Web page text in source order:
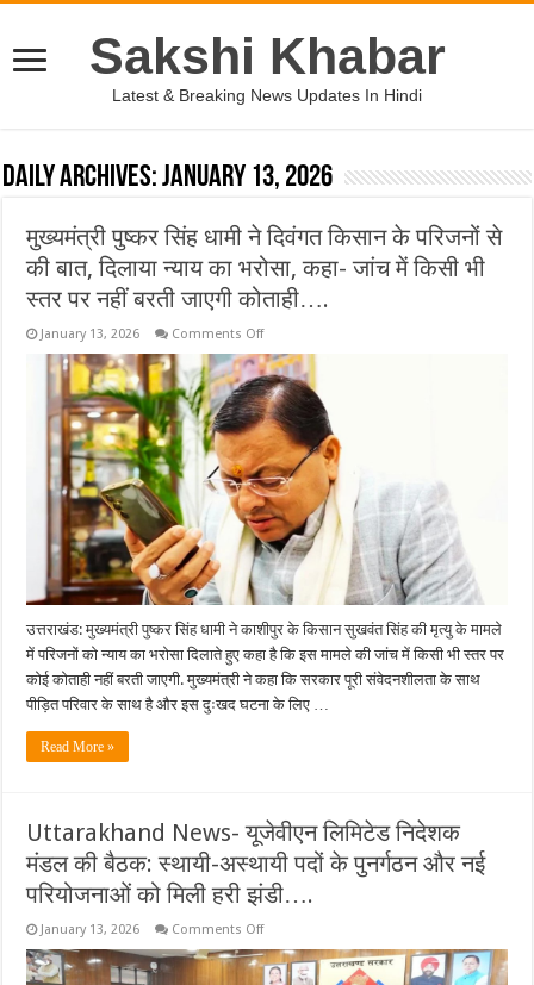
Sakshi Khabar
Latest & Breaking News Updates In Hindi
Daily Archives:January 13, 2026
मुख्यमंत्री पुष्कर सिंह धामी ने दिवंगत किसान के परिजनों से
की बात, दिलाया न्याय का भरोसा, कहा- जांच में किसी भी
स्तर पर नहीं बरती जाएगी कोताही….
January 13, 2026 Comments Offon
पुष्कर
सिंह
धामी
ने
दिवंगत
किसान
के
परिजनों
से
की
बात,
दिलाया
न्याय
का
भरोसा,
कहा-
में
किसी
भी
स्तर
पर
नहीं
उत्तराखंड: मुख्यमंत्री पुष्कर सिंह धामी ने काशीपुर के किसान सुखवंत सिंह की मृत्यु के मामले
में परिजनों को न्याय का भरोसा दिलाते हुए कहा है कि इस मामले की जांच में किसी भी स्तर पर
कोई कोताही नहीं बरती जाएगी. मुख्यमंत्री ने कहा कि सरकार पूरी संवेदनशीलता के साथ
पीड़ित परिवार के साथ है और इस दुःखद घटना के लिए …
Read More »
Uttarakhand News- यूजेवीएन लिमिटेड निदेशक
मंडल की बैठक: स्थायी-अस्थायी पदों के पुनर्गठन और नई
परियोजनाओं को मिली हरी झंडी….
January 13, 2026 Comments Offon
News-
यूजेवीएन